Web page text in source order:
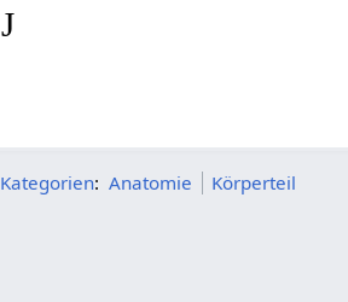
J
Kategorien: Anatomie Körperteil